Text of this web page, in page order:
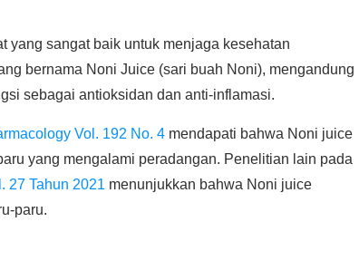
yang sangat baik untuk menjaga kesehatan
bernama Noni Juice (sari buah Noni), mengandung
sebagai antioksidan dan anti-inflamasi.
Vol. 192 No. 4 mendapati bahwa Noni juice
yang mengalami peradangan. Penelitian lain pada
27 Tahun 2021 menunjukkan bahwa Noni juice
paru.